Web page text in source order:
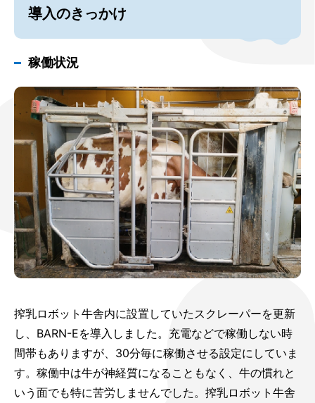
導入のきっかけ
稼働状況
搾乳ロボット牛舎内に設置していたスクレーパーを更新
し、BARN-Eを導入しました。充電などで稼働しない時
間帯もありますが、30分毎に稼働させる設定にしていま
す。稼働中は牛が神経質になることもなく、牛の慣れと
いう面でも特に苦労しませんでした。搾乳ロボット牛舎